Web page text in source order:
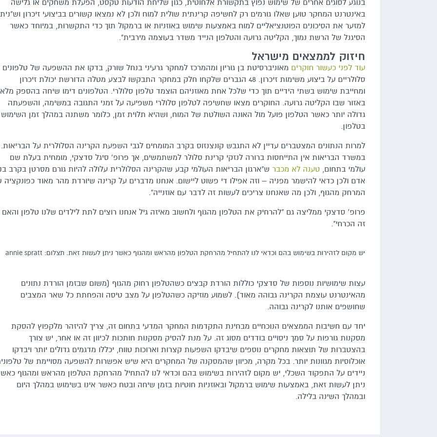
בנוגע לסוגים אחרים של שימוש נפוץ בתקשורת אלחוטית, כגון שליחת הודעות טקסט, הפעלת משחקים או גלישה
באינטרנט המחקר טוען שאלו גורמים רק לחשיפה קרינתית שולית למוח ולכן לא נמצאו קשורים בביצועי זיכרון
למזער את הסיכונים הפוטנציאליים למוח באמצעות שימוש באוזניות או ברמקול תוך כדי התקשרות, במיוחד כאשר
הסיגנל של הרשת נמוך, הקליטה גרועה והטלפון הנייד משדר בעוצמה מירבית".
חיזוק לממצאים מישראל
עוד לפני כעשור חוקרים מאוניברסיטת בן גוריון ומהמרכז למחקר גרעיני בנחל שורק, בדקו את ההשפעה של טלפונים
סלולריים על ביצוע משימות זיכרון. 48 הגברים שלקחו חלק במחקר התבקשו לבצע מטלה הדורשת יכולת זיכרון
ומחייבת שימוש בשתי הידיים תוך כדי שלכל אחת מאוזניהם הוצמד טלפון סלולרי. הטלפונים דימו שיחה בהספק מלא
באזור שבו הקליטה גרועה. החוקרים מצאו שחשיפה לטלפון סלולרי משפיעה על זמני התגובה במשימה, והשפעתה
גדולה יותר כאשר הטלפון פועל מול האונה השולטת של המוח, ושהיא תלוית זמן, כלומר משתנה במהלך זמן השימוש
בטלפון.
למרות הנתונים המצטברים עדיין לא התגבש קונצנזוס בקרב המומחים לגבי השפעת הקרינה הסלולרית על הבריאות.
במשרד הבריאות אין התייחסות ברורה לנזקי קרינת סלולר למשתמשים, אך פרופ' סיגל סדצקי, מומחית בעלת שם
עולמי בתחום, טענה לא מכבר ש"ארגון הבריאות העולמי קבע שהקרינה הסלולרית עלולה להיות גורם מסרטן בקרב
אדם ולכן כדאי להישמר מפניה – וזה אפילו די פשוט ליישום. אנחנו מדברים על קרינה שיורדת מהר מאוד כפונקציה
המרחק מהגוף, ולכן מה שאנחנו צריכים לעשות זה לדבר עם אוזנייה".
פרופ' סדצקי ממליצה גם "להרחיק את הטלפון מהגוף ולחשוב מאיזה גיל אנחנו רוצים לתת לילדים שלנו טלפון והאם
זה הכרחי".
יש מקום לזהירות בשימוש בהם וכדאי לנו להתחיל מהרחקת הטלפון מהראש ומהגוף כאשר ניתן לעשות זאת. תצלום: annie spratt
עצות שימושיות נוספות של סדצקי כוללות הורדת קבצים כשהטלפון רחוק מהגוף (משום שבזמן הורדת נתונים
מהאינטרנט עוצמת הקרינה גבוהה מאוד). לשמוע מוזיקה כשהטלפון על מצב טיסה והפחתת כל שאר המצבים
שחושפים אותנו לקרינה גבוהה.
יחד עם חשיבות הממצאים הנוכחיים מבחינת התקדמות המחקר המדעי בתחום זה, צריך להיזהר מלקפוץ להסקת
מסקנות גורפות על סמך ניסויים בודדים מסוג זה. על מנת להסיק מסקנות חותכות לכיוון זה או אחר, יש צורך
בהצטברות של תוצאות מחקרים נוספים שיבדקו השפעות קצרות וארוכות טווח, יכללו מדגמים גדולים יותר ויבדקו
אוכלוסיות מגוונות יותר. בכל מקרה, מכיוון שהמסקנה של המחקרים היא שיש אפשרות להשפעה מסויימת של
ניידים על התפקוד השכלי, יש מקום לזהירות בשימוש בהם וכדאי לנו להתחיל מהרחקת הטלפון מהראש ומהגוף
ניתן לעשות זאת, באמצעות שימוש ברמקול ובאוזניות חוטיות בזמן שיחה ובטח כאשר אינו בשימוש במהלך היום
ובמהלך השינה בלילה.